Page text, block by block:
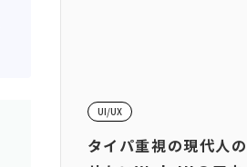
UI/UX
タイパ重視の現代人